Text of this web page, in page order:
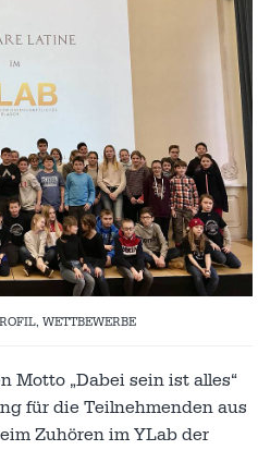
, WETTBEWERBE
Motto „Dabei sein ist alles“
für die Teilnehmenden aus
Zuhören im YLab der